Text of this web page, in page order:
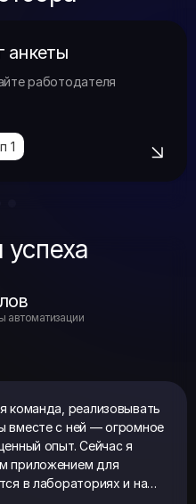
1
анкеты
работодателя
реализовывать
вместе с ней — огромное
опыт. Сейчас я
приложением для
в лабораториях и на
мне расти и узнавать